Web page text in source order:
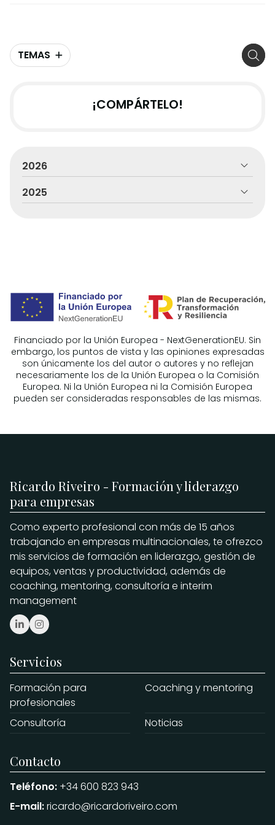
TEMAS
¡COMPÁRTELO!
2026
2025
Financiado por la Unión Europea - NextGenerationEU. Sin
embargo, los puntos de vista y las opiniones expresadas
son únicamente los del autor o autores y no reflejan
necesariamente los de la Unión Europea o la Comisión
Europea. Ni la Unión Europea ni la Comisión Europea
pueden ser consideradas responsables de las mismas.
Ricardo Riveiro - Formación y liderazgo
para empresas
Como experto profesional con más de 15 años
trabajando en empresas multinacionales, te ofrezco
mis servicios de formación en liderazgo, gestión de
equipos, ventas y productividad, además de
coaching, mentoring, consultoría e interim
management
Servicios
Formación para
profesionales
Coaching y mentoring
Consultoría Noticias
Contacto
Teléfono: +34 600 823 943
E-mail:ricardo@ricardoriveiro.com